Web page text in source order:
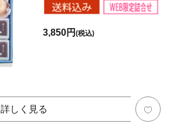
3,850円(税込)
詳しく見る